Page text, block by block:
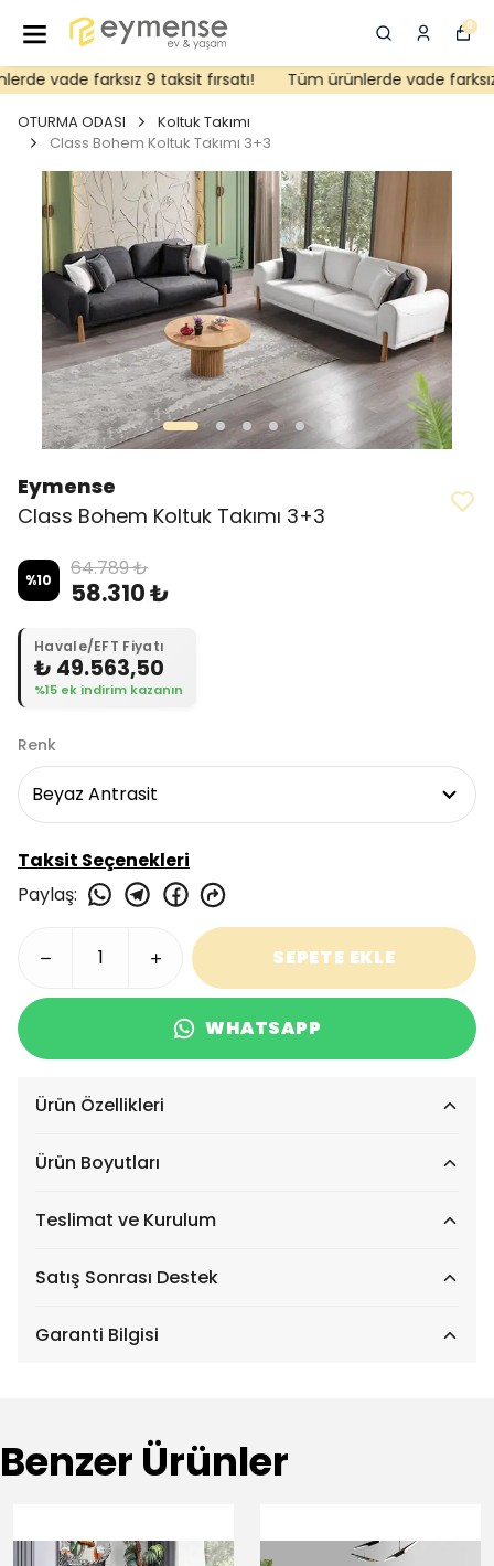
0
vade farksız 9 taksit fırsatı! Tüm ürünlerde vade farksız
OTURMA ODASI
Koltuk Takımı
Class Bohem Koltuk Takımı 3+3
Eymense
Class Bohem Koltuk Takımı 3+3
%10 64.789 ₺
58.310 ₺
Havale/EFT Fiyatı
₺ 49.563,50
%15 ek indirim kazanın
Renk
Taksit Seçenekleri
Paylaş:
SEPETE EKLE
WHATSAPP
Ürün Özellikleri
Ürün Boyutları
Teslimat ve Kurulum
Satış Sonrası Destek
Garanti Bilgisi
Benzer Ürünler